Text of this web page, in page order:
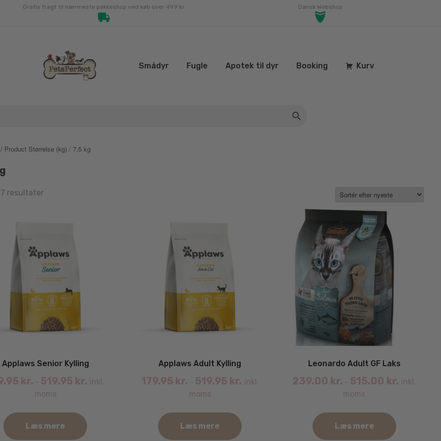
Gratis fragt til nærmeste pakkeshop ved køb over 499 kr. Dansk Webshop
Smådyr Fugle Apotek til dyr Booking Kurv
Product Størrelse (kg) / 7,5 kg
resultaterSorted
Applaws Senior Kylling
kr. – 519.95 kr. inkl.
moms
Læs mere
Applaws Adult Kylling
179.95 kr. – 519.95 kr. inkl.
moms
Læs mere
Leonardo Adult GF Laks
239.00 kr. – 515.00 kr. inkl.
moms
Læs mere